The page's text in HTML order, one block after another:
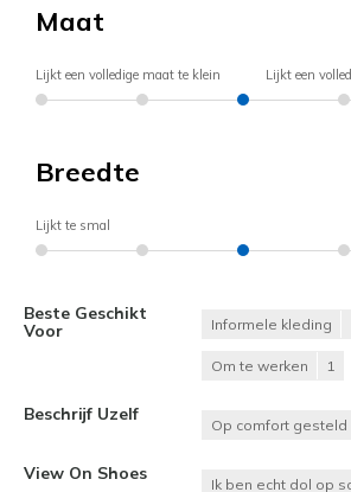
Maat
Lijkt een volledige maat te klein Lijkt een
Breedte
Lijkt te smal
Beste Geschikt
Voor
Informele kleding
Om te werken 1
Beschrijf Uzelf
Op comfort gesteld
View On Shoes
Ik ben echt dol op